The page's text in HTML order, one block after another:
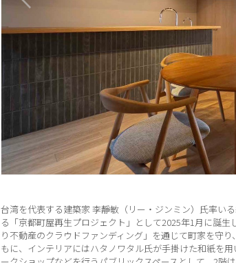
台湾を代表する建築家 李靜敏（リー・ジンミン）氏率い
る「京都町屋再生プロジェクト」として2025年1月に誕
り不動産のクラウドファンディング」を通じて町家を守
もに、インテリアにはハタノワタル氏が手掛けた和紙を